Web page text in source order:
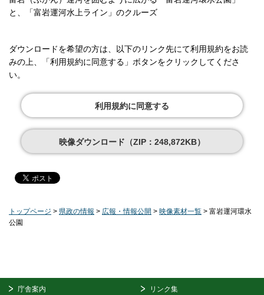
と、「富岩運河水上ライン」のクルーズ
ダウンロードを希望の方は、以下のリンク先にて利用規約をお読
みの上、「利用規約に同意する」ボタンをクリックしてくださ
い。
利用規約に同意する
映像ダウンロード（ZIP：248,872KB）
トップページ > 県政の情報 > 広報・情報公開 > 映像素材一覧 > 富岩運河環水
公園
庁舎案内 リンク集